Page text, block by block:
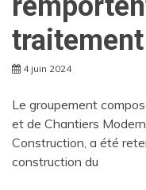
traitement
4 juin 2024
Le groupement
et de Chantiers
Construction, a été
construction du